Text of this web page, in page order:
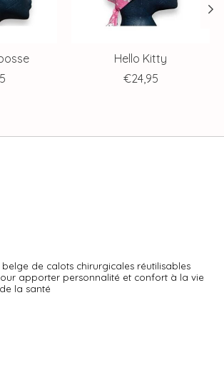
Hello Kitty
€24,95
de calots chirurgicales réutilisables
apporter personnalité et confort à la vie
la santé